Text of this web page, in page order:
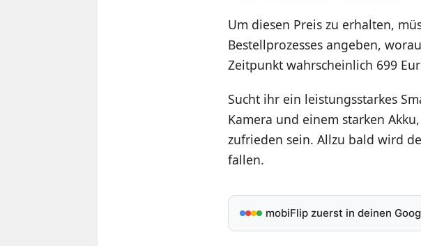
Um diesen Preis zu erhalten,
Bestellprozesses angeben,
Zeitpunkt wahrscheinlich 699
Sucht ihr ein leistungsstarkes
Kamera und einem starken
zufrieden sein. Allzu bald wird
fallen.
mobiFlip zuerst in deinen